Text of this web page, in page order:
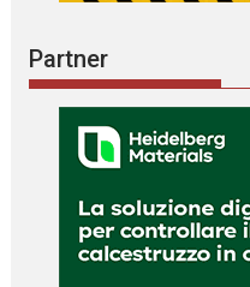
Partner